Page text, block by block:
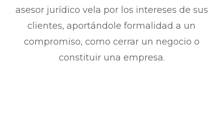
asesor jurídico vela por los intereses de sus
clientes, aportándole formalidad a un
compromiso, como cerrar un negocio o
constituir una empresa.